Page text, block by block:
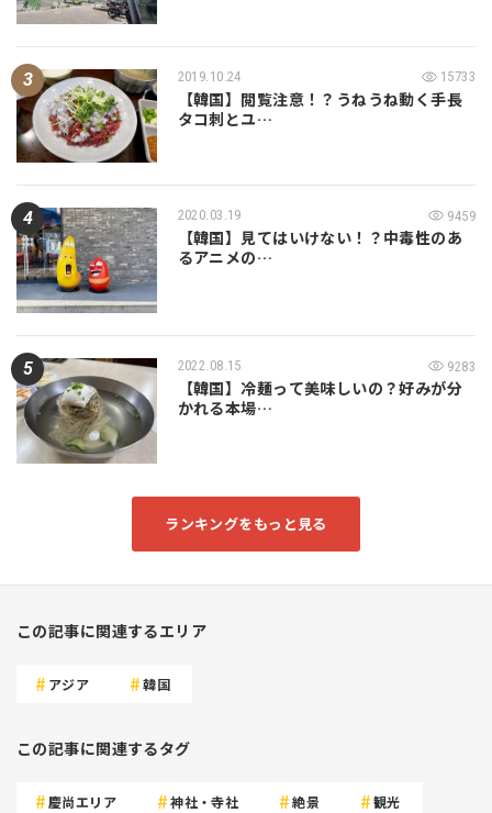
2019.10.24 15733
【韓国】閲覧注意！？うねうね動く手長
タコ刺とユ…
2020.03.19 9459
【韓国】見てはいけない！？中毒性のあ
るアニメの…
2022.08.15 9283
【韓国】冷麺って美味しいの？好みが分
かれる本場…
ランキングをもっと見る
この記事に関連するエリア
アジア 韓国
この記事に関連するタグ
慶尚エリア 神社・寺社 絶景 観光